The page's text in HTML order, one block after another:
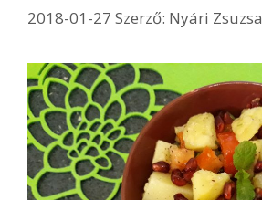
2018-01-27 Szerző: Nyári Zsuzsa